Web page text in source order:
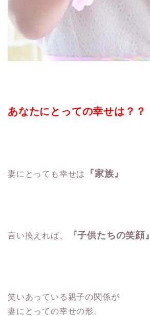
あなたにとっての幸せは？？
妻にとっても幸せは 『家族』
言い換えれば、 『子供たちの笑顔』
笑いあっている親子の関係が
妻にとっての幸せの形。